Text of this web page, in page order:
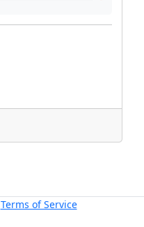
Terms of Service